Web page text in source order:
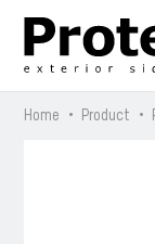
Home Product